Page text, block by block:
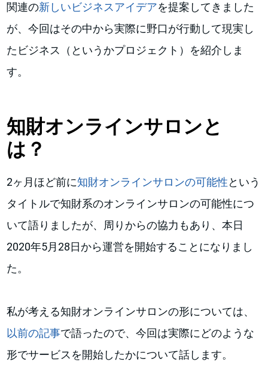
関連の新しいビジネスアイデアを提案してきました
が、今回はその中から実際に野口が行動して現実し
たビジネス（というかプロジェクト）を紹介しま
す。
知財オンラインサロンと
は？
2ヶ月ほど前に知財オンラインサロンの可能性という
タイトルで知財系のオンラインサロンの可能性につ
いて語りましたが、周りからの協力もあり、本日
2020年5月28日から運営を開始することになりまし
た。
私が考える知財オンラインサロンの形については、
以前の記事で語ったので、今回は実際にどのような
形でサービスを開始したかについて話します。